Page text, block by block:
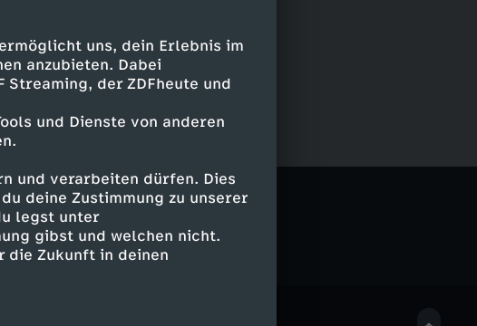
uns, dein Erlebnis im
anzubieten. Dabei
der ZDFheute und
und Dienste von anderen
und verarbeiten dürfen. Dies
deine Zustimmung zu unserer
legst unter
gibst und welchen nicht.
die Zukunft in deinen